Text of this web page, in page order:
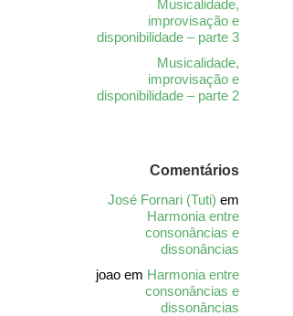
Musicalidade,
improvisação e
disponibilidade – parte 3
Musicalidade,
improvisação e
disponibilidade – parte 2
Comentários
José Fornari (Tuti) em
Harmonia entre
consonâncias e
dissonâncias
joao em Harmonia entre
consonâncias e
dissonâncias